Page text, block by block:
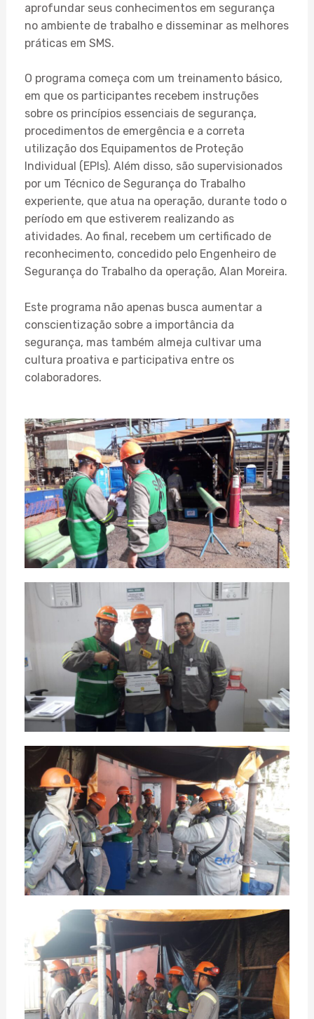
aprofundar seus conhecimentos em segurança
no ambiente de trabalho e disseminar as melhores
práticas em SMS.
O programa começa com um treinamento básico,
em que os participantes recebem instruções
sobre os princípios essenciais de segurança,
procedimentos de emergência e a correta
utilização dos Equipamentos de Proteção
Individual (EPIs). Além disso, são supervisionados
por um Técnico de Segurança do Trabalho
experiente, que atua na operação, durante todo o
período em que estiverem realizando as
atividades. Ao final, recebem um certificado de
reconhecimento, concedido pelo Engenheiro de
Segurança do Trabalho da operação, Alan Moreira.
Este programa não apenas busca aumentar a
conscientização sobre a importância da
segurança, mas também almeja cultivar uma
cultura proativa e participativa entre os
colaboradores.